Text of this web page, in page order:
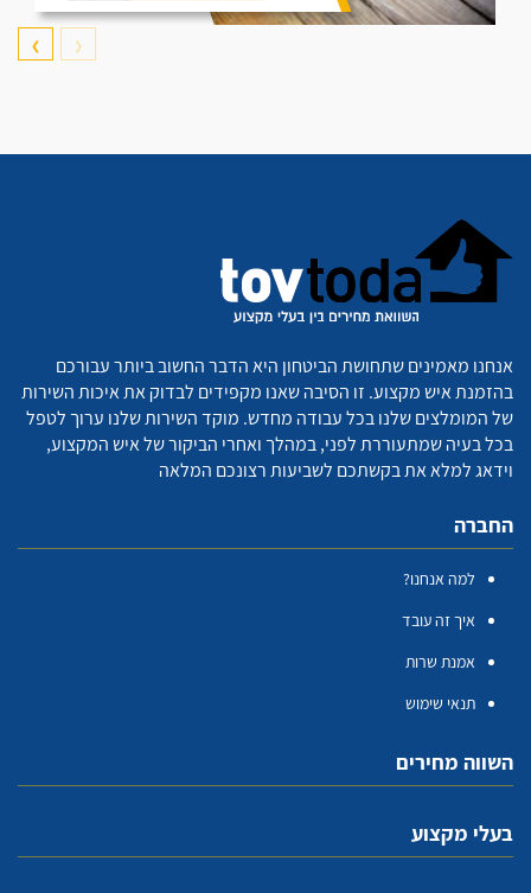
❮
❯
אנחנו מאמינים שתחושת הביטחון היא הדבר החשוב ביותר עבורכם
בהזמנת איש מקצוע. זו הסיבה שאנו מקפידים לבדוק את איכות השירות
של המומלצים שלנו בכל עבודה מחדש. מוקד השירות שלנו ערוך לטפל
בכל בעיה שמתעוררת לפני, במהלך ואחרי הביקור של איש המקצוע,
וידאג למלא את בקשתכם לשביעות רצונכם המלאה
החברה
למה אנחנו?
איך זה עובד
אמנת שרות
תנאי שימוש
השווה מחירים
בעלי מקצוע